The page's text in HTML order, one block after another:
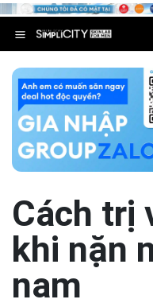
Cách trị
khi nặn
nam